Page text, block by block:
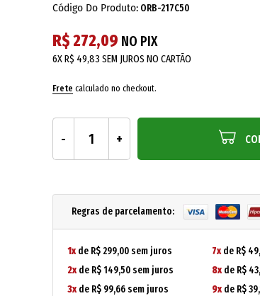
Código Do Produto: ORB-217C50
R$ 272,09 NO PIX
6XR$ 49,83 SEM JUROS NO CARTÃO
Frete calculado no checkout.
Regras de parcelamento:
1xde R$ 299,00 sem juros
2xde R$ 149,50 sem juros
3xde R$ 99,66 sem juros
7xde R$
8xde R$
9xde R$